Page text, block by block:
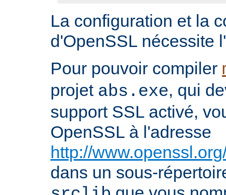
La configuration et la
d'OpenSSL nécessite
Pour pouvoir compiler
projet abs.exe, qui
support SSL activé,
OpenSSL à l'adresse
http://
dans un sous-